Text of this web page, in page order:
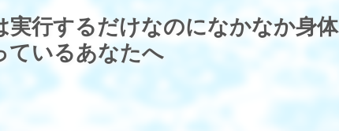
実行するだけなのになかなか身体
いるあなたへ